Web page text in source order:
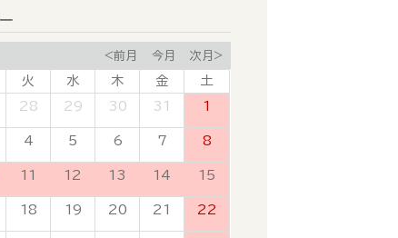
<前月 今月 次月>
火 水 木 金
土
28 29 30 31 1
4 5 6 7 8
11 12 13 14 15
18 19 20 21 22